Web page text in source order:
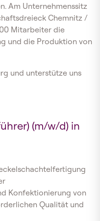
Am Unternehmenssitz
Chemnitz /
Mitarbeiter die
und die Produktion von
und unterstütze uns
(m/w/d) in
Konfektionierung von
Qualität und